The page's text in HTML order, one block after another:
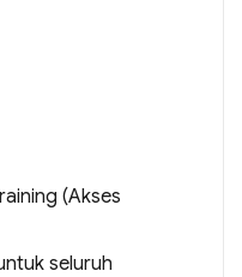
(Akses
seluruh